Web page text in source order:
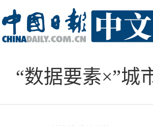
“数据要素×”城